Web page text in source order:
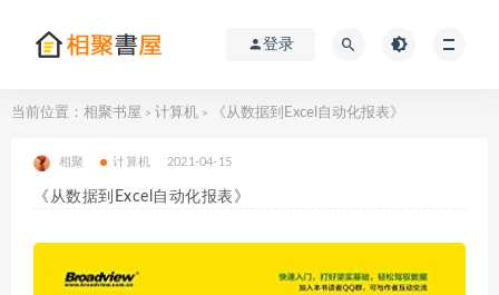
登录
当前位置： 相聚书屋 > 计算机 > 《从数据到Excel自动化报表》
相聚 计算机 2021-04-15
《从数据到Excel自动化报表》